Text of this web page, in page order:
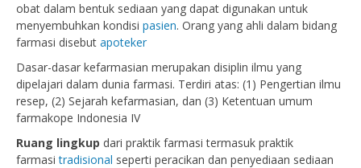
obat dalam bentuk sediaan yang dapat digunakan untuk
menyembuhkan kondisi pasien. Orang yang ahli dalam bidang
farmasi disebut apoteker
Dasar-dasar kefarmasian merupakan disiplin ilmu yang
dipelajari dalam dunia farmasi. Terdiri atas: (1) Pengertian ilmu
resep, (2) Sejarah kefarmasian, dan (3) Ketentuan umum
farmakope Indonesia IV
Ruang lingkup dari praktik farmasi termasuk praktik
farmasitradisional seperti peracikan dan penyediaan sediaan